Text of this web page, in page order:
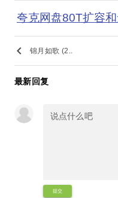
夸克网盘80T扩容
keyboard_arrow_left 锦月如歌 (2..
最新回复
提交